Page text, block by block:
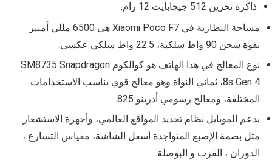
ذاكرة تخزين 512 جيجابايت 12 رام.
مساحة البطارية في
Xiaomi Poco F7 هي 6500 مللي أمبير
بقوة شحن 90 واط سلكية، 22.5 واط سلكي عكسي.
نوع المعالج في هذا الهاتف هو
كوالكوم SM8735 Snapdragon
8s Gen 4، ثماني النواة وهو معالج قوي يناسب الاستخدامات
المختلفة، ومعالج رسومي أدرينو 825.
يدعم الموبايل نظام تحديد المواقع العالمي، وأجهزة الاستشعار
مثل بصمة الإصبع المتواجدة أسفل الشاشة، مقياس التسارع ،
الدوران ، القرب و البوصلة.